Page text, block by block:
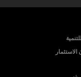
الاستثمار